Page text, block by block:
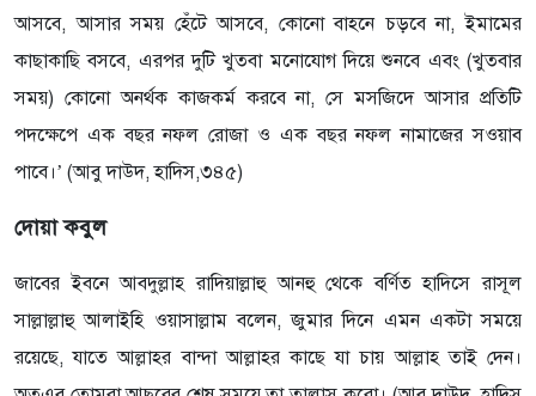
আসবে, আসার সময় হেঁটে আসবে, কোনো বাহনে চড়বে না, ইমামের
কাছাকাছি বসবে, এরপর দুটি খুতবা মনোযোগ দিয়ে শুনবে এবং (খুতবার
সময়) কোনো অনর্থক কাজকর্ম করবে না, সে মসজিদে আসার প্রতিটি
পদক্ষেপে এক বছর নফল রোজা ও এক বছর নফল নামাজের সওয়াব
পাবে।’ (আবু দাউদ, হাদিস,৩৪৫)
দোয়া কবুল
জাবের ইবনে আবদুল্লাহ রাদিয়াল্লাহু আনহু থেকে বর্ণিত হাদিসে রাসূল
সাল্লাল্লাহু আলাইহি ওয়াসাল্লাম বলেন, জুমার দিনে এমন একটা সময়ে
রয়েছে, যাতে আল্লাহর বান্দা আল্লাহর ক‍াছে যা চায় আল্লাহ তাই দেন।